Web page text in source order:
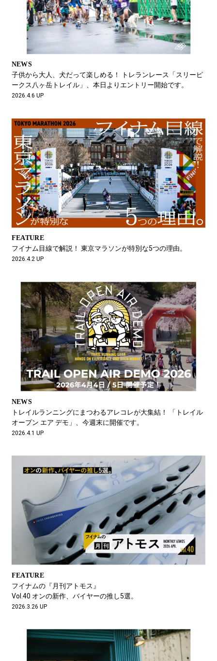
NEWS
子供から大人、犬だって楽しめる！ トレランレース「スリーピ
ークス八ヶ岳トレイル」、本日よりエントリー開始です。
2026.4.6 UP
FEATURE
フイナム目線で解説！ 東京マラソンが特別な5つの理由。
2026.4.2 UP
NEWS
トレイルランニングにまつわるアレコレが大集結！ 「トレイル
オープン エア デモ」、今週末に開催です。
2026.4.1 UP
FEATURE
フイナムの『月刊アトモス』
Vol.40 オンの新作、バイヤーの推し5選。
2026.3.26 UP